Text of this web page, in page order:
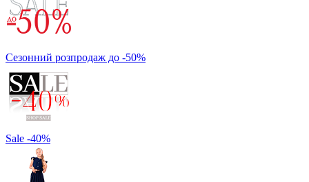
Сезонний розпродаж до -50%
Sale -40%